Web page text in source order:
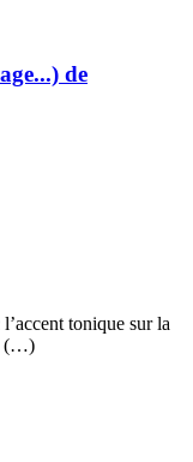
de
tonique sur la
(…)